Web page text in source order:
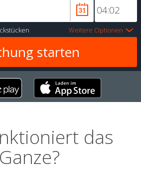
Weitere Optionen
das
Ganze?